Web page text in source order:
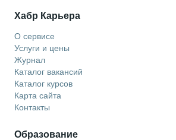
Хабр Карьера
О сервисе
Услуги и цены
Журнал
Каталог вакансий
Каталог курсов
Карта сайта
Контакты
Образование